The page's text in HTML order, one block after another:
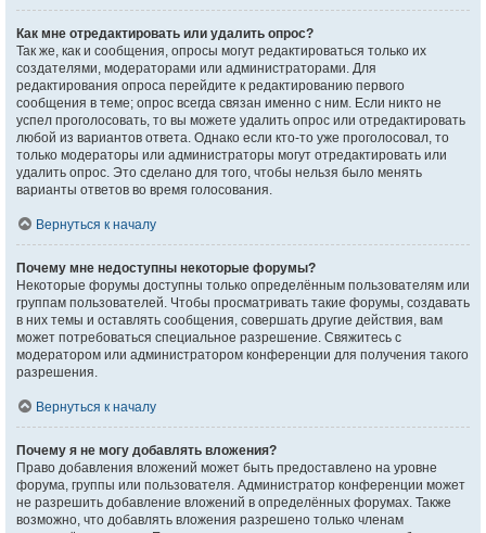
Как мне отредактировать или удалить опрос?
Так же, как и сообщения, опросы могут редактироваться только их
создателями, модераторами или администраторами. Для
редактирования опроса перейдите к редактированию первого
сообщения в теме; опрос всегда связан именно с ним. Если никто не
успел проголосовать, то вы можете удалить опрос или отредактировать
любой из вариантов ответа. Однако если кто-то уже проголосовал, то
только модераторы или администраторы могут отредактировать или
удалить опрос. Это сделано для того, чтобы нельзя было менять
варианты ответов во время голосования.
Вернуться к началу
Почему мне недоступны некоторые форумы?
Некоторые форумы доступны только определённым пользователям или
группам пользователей. Чтобы просматривать такие форумы, создавать
в них темы и оставлять сообщения, совершать другие действия, вам
может потребоваться специальное разрешение. Свяжитесь с
модератором или администратором конференции для получения такого
разрешения.
Вернуться к началу
Почему я не могу добавлять вложения?
Право добавления вложений может быть предоставлено на уровне
форума, группы или пользователя. Администратор конференции может
не разрешить добавление вложений в определённых форумах. Также
возможно, что добавлять вложения разрешено только членам